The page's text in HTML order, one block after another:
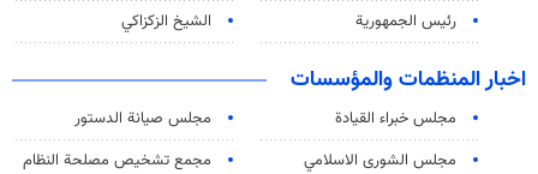
رئيس الجمهورية
الشيخ الزكزاكي
اخبار المنظمات والمؤسسات
مجلس خبراء القيادة
مجلس صيانة الدستور
مجلس الشورى الاسلامي
مجمع تشخيص مصلحة النظام